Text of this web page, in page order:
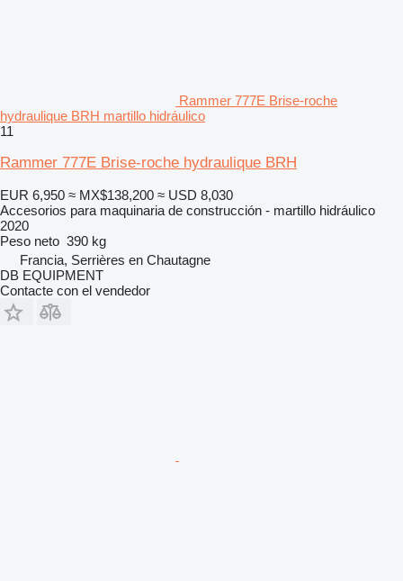
Rammer 777E Brise-roche
hydraulique BRH martillo hidráulico
11
Rammer 777E Brise-roche hydraulique BRH
EUR 6,950 ≈ MX$138,200 ≈ USD 8,030
Accesorios para maquinaria de construcción - martillo hidráulico
2020
Peso neto 390 kg
Francia, Serrières en Chautagne
DB EQUIPMENT
Contacte con el vendedor